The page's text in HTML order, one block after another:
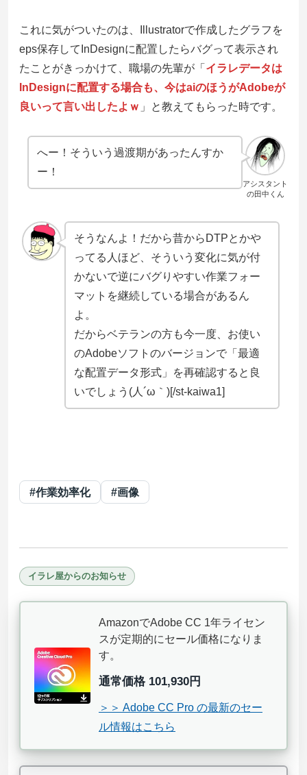
これに気がついたのは、Illustratorで作成したグラフを
eps保存してInDesignに配置したらバグって表示され
たことがきっかけて、職場の先輩が「 イラレデータは
InDesignに配置する場合も、今はaiのほうがAdobeが
良いって言い出したよｗ 」と教えてもらった時です。
アシスタント
の田中くん
へー！そういう過渡期があったんすか
ー！
そうなんよ！だから昔からDTPとかや
ってる人ほど、そういう変化に気が付
かないで逆にバグりやすい作業フォー
マットを継続している場合があるん
よ。
だからベテランの方も今一度、お使い
のAdobeソフトのバージョンで「最適
な配置データ形式」を再確認すると良
いでしょう(人´ω｀)[/st-kaiwa1]
#作業効率化 #画像
イラレ屋からのお知らせ
AmazonでAdobe CC 1年ライセン
スが定期的にセール価格になりま
す。
通常価格 101,930円
＞＞ Adobe CC Pro の最新のセー
ル情報はこちら